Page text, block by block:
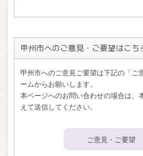
甲州市へのご意見・ご要望はこち
甲州市へのご意見ご要望は下記の「ご
ームからお願いします。
本ページへのお問い合わせの場合は、
えて送信してください。
ご意見・ご要望